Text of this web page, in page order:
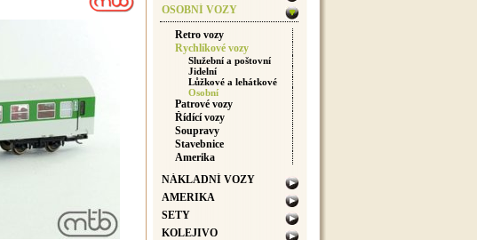
OSOBNÍ VOZY
Retro vozy
Rychlíkové vozy
Služební a poštovní
Jidelní
Lůžkové a lehátkové
Osobní
Patrové vozy
Řídící vozy
Soupravy
Stavebnice
Amerika
NÁKLADNÍ VOZY
AMERIKA
SETY
KOLEJIVO